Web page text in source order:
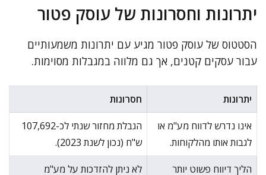
יתרונות וחסרונות של עוסק פטור
הסטטוס של עוסק פטור מגיע עם יתרונות משמעותיים
עבור עסקים קטנים, אך גם מלווה במגבלות מסוימות.
יתרונות חסרונות
אינו נדרש לדווח מע"מ או
לגבות אותו מהלקוחות.
הגבלת מחזור שנתי לכ-107,692
ש"ח (נכון לשנת 2023).
הליך דיווח פשוט יותר
לא ניתן להזדכות על מע"מ